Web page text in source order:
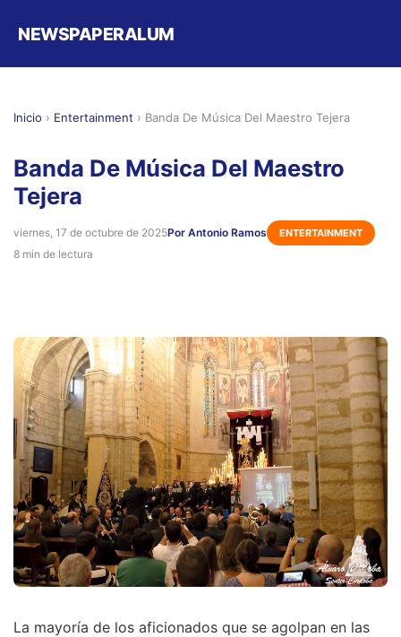
NEWSPAPERALUM
Inicio › Entertainment › Banda De Música Del Maestro Tejera
Banda De Música Del Maestro
Tejera
viernes, 17 de octubre de 2025Por Antonio Ramos ENTERTAINMENT
8 min de lectura
La mayoría de los aficionados que se agolpan en las